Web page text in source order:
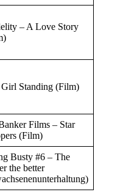
– A Love Story
Standing (Film)
Films – Star
(Film)
Busty #6 – The
the better